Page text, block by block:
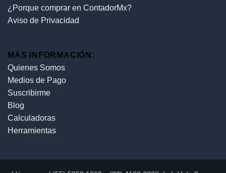
¿Porque comprar en ContadorMx?
Aviso de Privacidad
MÁS INFORMACIÓN:
Quienes Somos
Medios de Pago
Suscribirme
Blog
Calculadoras
Herramientas